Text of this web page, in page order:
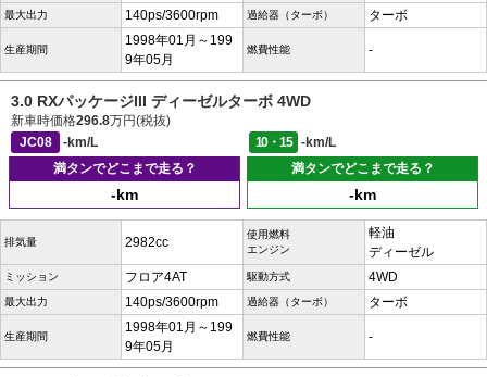
最大出力 140ps/3600rpm 過給器（ターボ） ターボ
生産期間
1998年01月～199
9年05月
燃費性能 -
3.0 RXパッケージIII ディーゼルターボ 4WD
新車時価格296.8万円(税抜)
JC08
-km/L 10・15
-km/L
満タンでどこまで走る？
-km
満タンでどこまで走る？
-km
排気量 2982cc
使用燃料
エンジン
軽油
ディーゼル
ミッション フロア4AT 駆動方式 4WD
最大出力 140ps/3600rpm 過給器（ターボ） ターボ
生産期間
1998年01月～199
9年05月
燃費性能 -